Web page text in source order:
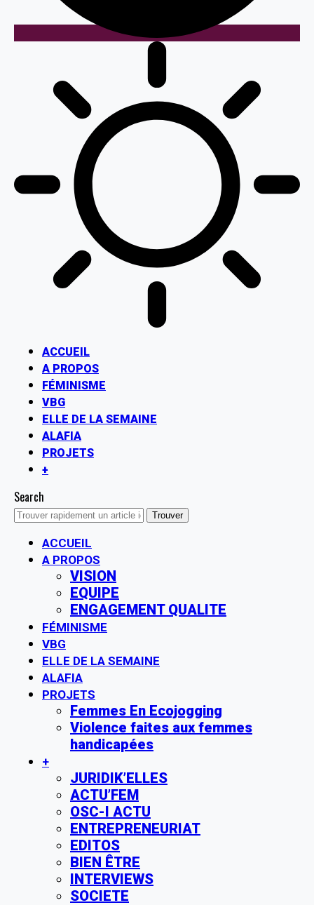
ACCUEIL
A PROPOS
FÉMINISME
VBG
ELLE DE LA SEMAINE
ALAFIA
PROJETS
+
Search
ACCUEIL
A PROPOS
VISION
EQUIPE
ENGAGEMENT QUALITE
FÉMINISME
VBG
ELLE DE LA SEMAINE
ALAFIA
PROJETS
Femmes En Ecojogging
Violence faites aux femmes
handicapées
+
JURIDIK’ELLES
ACTU’FEM
OSC-I ACTU
ENTREPRENEURIAT
EDITOS
BIEN ÊTRE
INTERVIEWS
SOCIETE